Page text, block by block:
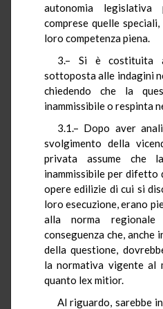
autonomia
comprese quelle
loro competenza piena.
3.– Si è costituita
sottoposta alle indagini
chiedendo che la
inammissibile o respinta
3.1.– Dopo aver
svolgimento della
privata assume che
inammissibile per difetto
opere edilizie di cui si
loro esecuzione, erano
alla norma
conseguenza che, anche
della questione,
la normativa vigente al
quanto lex mitior.
Al riguardo, sarebbe